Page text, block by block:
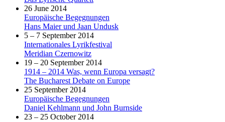
26 June 2014
Europäische Begegnungen
Hans Maier und Jaan Undusk
5 – 7 September 2014
Internationales Lyrikfestival
Meridian Czernowitz
19 – 20 September 2014
1914 – 2014 Was, wenn Europa versagt?
The Bucharest Debate on Europe
25 September 2014
Europäische Begegnungen
Daniel Kehlmann und John Burnside
23 – 25 October 2014